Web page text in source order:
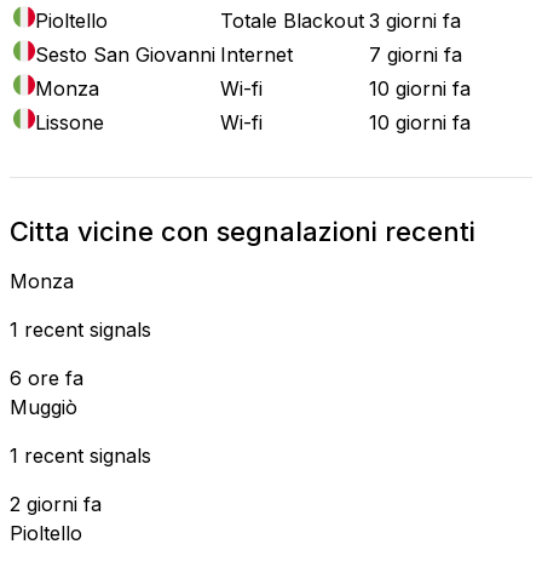
Pioltello
Totale Blackout 3 giorni fa
Sesto San Giovanni Internet
7 giorni fa
Monza
Wi-fi
10 giorni fa
Lissone
Wi-fi 10 giorni fa
Citta vicine con segnalazioni recenti
Monza
1 recent signals
6 ore fa
Muggiò
1 recent signals
2 giorni fa
Pioltello